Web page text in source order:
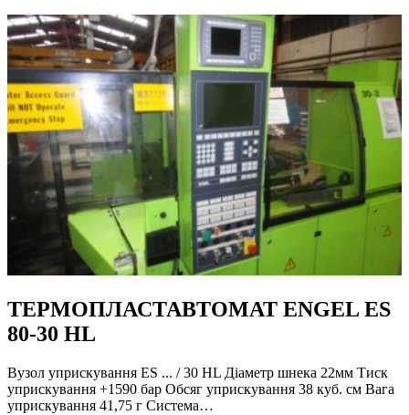
ТЕРМОПЛАСТАВТОМАТ ENGEL ES
80-30 HL
Вузол уприскування ES ... / 30 HL Діаметр шнека 22мм Тиск
уприскування +1590 бар Обсяг уприскування 38 куб. см Вага
уприскування 41,75 г Система…